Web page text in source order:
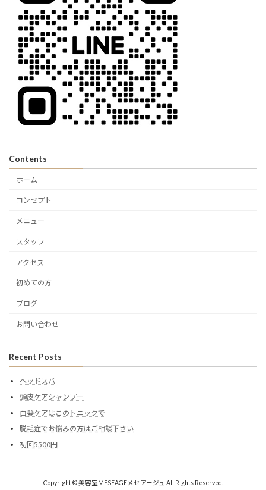
Contents
ホーム
コンセプト
メニュー
スタッフ
アクセス
初めての方
ブログ
お問い合わせ
Recent Posts
ヘッドスパ
頭皮ケアシャンプー
白髪ケアはこのトニックで
脱毛症でお悩みの方はご相談下さい
初回5500円
Copyright © 美容室MESEAGEメセアージュ All Rights Reserved.